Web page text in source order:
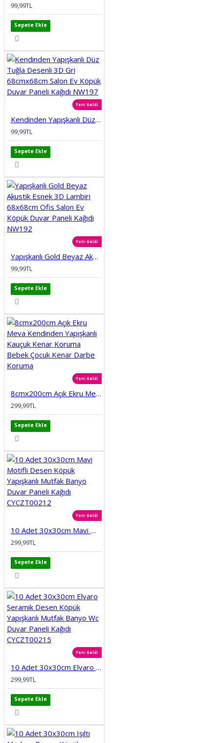
99,99TL
Sepete Ekle
Yeni Geldi
Kendinden Yapışkanlı Düz Tuğla Desenli 3D Gri 68cmx68cm Salon Ev Köpük Duvar Paneli Kağıdı NW197
99,99TL
Sepete Ekle
Yeni Geldi
Yapışkanlı Gold Beyaz Akustik Esnek 3D Lambiri 68x68cm Ofis Salon Ev Köpük Duvar Paneli Kağıdı NW192
99,99TL
Sepete Ekle
Yeni Geldi
8cmx200cm Açık Ekru Meva Kendinden Yapışkanlı Kauçuk Kenar Koruma Bebek Çocuk Kenar Darbe Koruma
299,99TL
Sepete Ekle
Yeni Geldi
10 Adet 30x30cm Mavi Motifli Desen Köpük Yapışkanlı Mutfak Banyo Duvar Paneli Kağıdı CYCZT00212
299,99TL
Sepete Ekle
Yeni Geldi
10 Adet 30x30cm Elvaro Seramik Desen Köpük Yapışkanlı Mutfak Banyo Wc Duvar Paneli Kağıdı CYCZT00215
299,99TL
Sepete Ekle